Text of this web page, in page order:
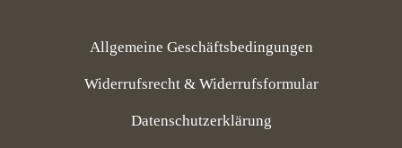
Allgemeine Geschäftsbedingungen
Widerrufsrecht & Widerrufsformular
Datenschutzerklärung